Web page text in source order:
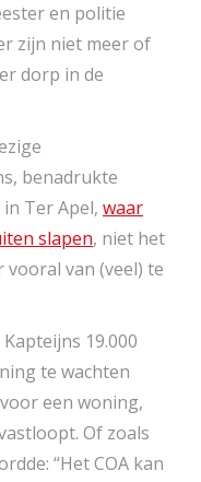
en politie
zijn niet meer of
dorp in de
benadrukte
Ter Apel, waar
slapen, niet het
van (veel) te
19.000
te wachten
een woning,
Of zoals
“Het COA kan